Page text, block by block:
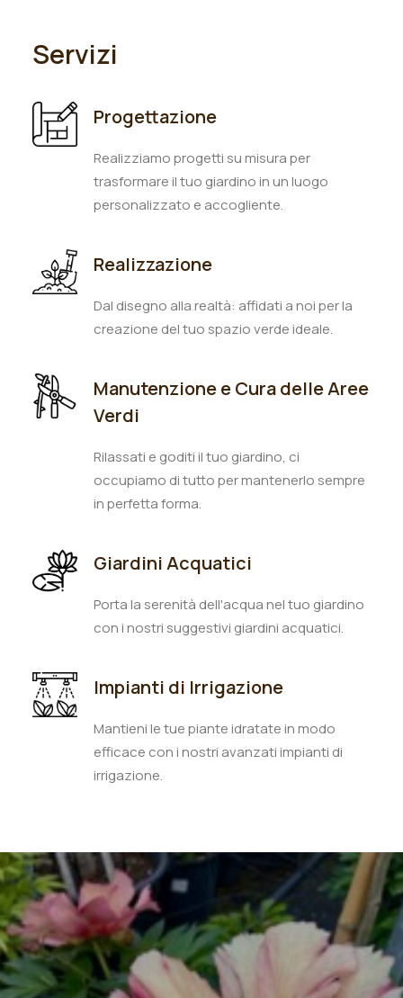
Servizi
Progettazione
Realizziamo progetti su misura per
trasformare il tuo giardino in un luogo
personalizzato e accogliente.
Realizzazione
Dal disegno alla realtà: affidati a noi per la
creazione del tuo spazio verde ideale.
Manutenzione e Cura delle Aree
Verdi
Rilassati e goditi il tuo giardino, ci
occupiamo di tutto per mantenerlo sempre
in perfetta forma.
Giardini Acquatici
Porta la serenità dell'acqua nel tuo giardino
con i nostri suggestivi giardini acquatici.
Impianti di Irrigazione
Mantieni le tue piante idratate in modo
efficace con i nostri avanzati impianti di
irrigazione.